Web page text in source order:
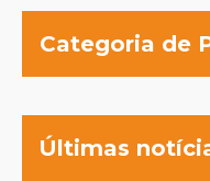
Categoria de
Últimas